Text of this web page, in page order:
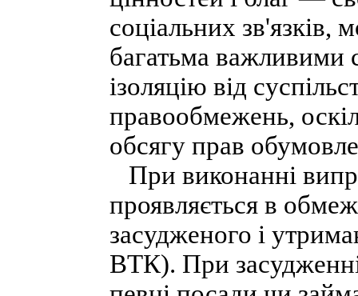
соціальних зв'язків,
багатьма важливими
ізоляцію від
правообмежень,
обсягу прав
При виконанні
проявляється в
засудженого і
ВТК). При